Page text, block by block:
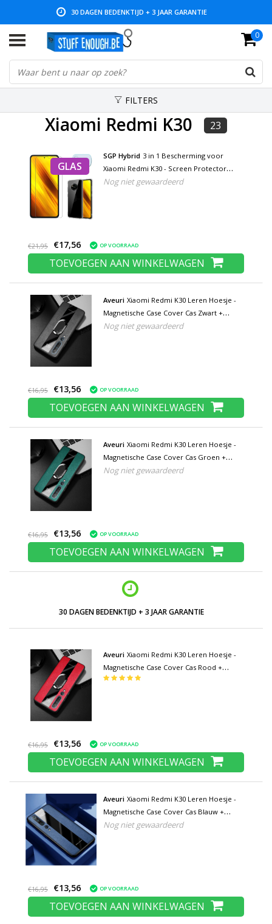
30 DAGEN BEDENKTIJD + 3 JAAR GARANTIE
LAGE PRIJZEN EN RUIM ASSORTIMENT 0
FILTERS
Xiaomi Redmi K30 23
GLAS
SGP Hybrid 3 in 1 Bescherming voor
Xiaomi Redmi K30 - Screen Protector
Tempered Glass + Camera Protector +
Nog niet gewaardeerd
€21,95 €17,56 OP VOORRAAD
TOEVOEGEN AAN WINKELWAGEN
Aveuri Xiaomi Redmi K30 Leren Hoesje -
Magnetische Case Cover Cas Zwart +
Kickstand
Nog niet gewaardeerd
€16,95 €13,56 OP VOORRAAD
TOEVOEGEN AAN WINKELWAGEN
Aveuri Xiaomi Redmi K30 Leren Hoesje -
Magnetische Case Cover Cas Groen +
Kickstand
Nog niet gewaardeerd
€16,95 €13,56 OP VOORRAAD
TOEVOEGEN AAN WINKELWAGEN
30 DAGEN BEDENKTIJD + 3 JAAR GARANTIE
Aveuri Xiaomi Redmi K30 Leren Hoesje -
Magnetische Case Cover Cas Rood +
Kickstand
€16,95 €13,56 OP VOORRAAD
TOEVOEGEN AAN WINKELWAGEN
Aveuri Xiaomi Redmi K30 Leren Hoesje -
Magnetische Case Cover Cas Blauw +
Kickstand
Nog niet gewaardeerd
€16,95 €13,56 OP VOORRAAD
TOEVOEGEN AAN WINKELWAGEN